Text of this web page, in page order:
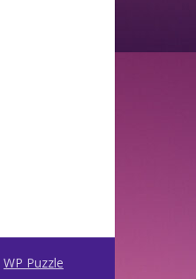
WP Puzzle